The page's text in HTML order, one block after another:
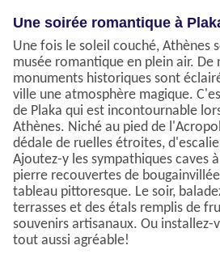
Une soirée romantique à
Une fois le soleil couché, Athènes
musée romantique en plein air. De
monuments historiques sont
ville une atmosphère magique.
de Plaka qui est incontournable
Athènes. Niché au pied de
dédale de ruelles étroites,
Ajoutez-y les sympathiques caves
pierre recouvertes de
tableau pittoresque. Le soir,
terrasses et des étals remplis de
souvenirs artisanaux. Ou installez-
tout aussi agréable!